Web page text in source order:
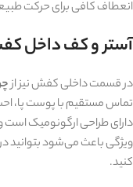
انعطاف کافی برای حرکت
آستر و کف داخل
در قسمت داخلی کفش نیز از
تماس مستقیم با پوست پا،
دارای طراحی ارگونومیک است
ویژگی باعث می‌شود
کنید.